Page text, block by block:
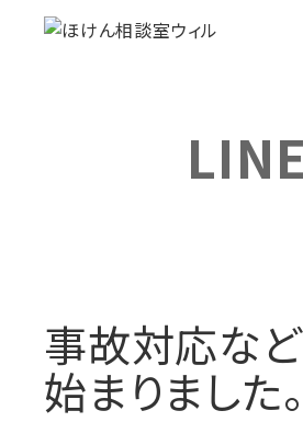
事故対応な
始まりました。